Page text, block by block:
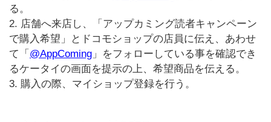
る。
2. 店舗へ来店し、「アップカミング読者キャンペーン
で購入希望」とドコモショップの店員に伝え、あわせ
て「 @AppComing 」をフォローしている事を確認でき
るケータイの画面を提示の上、希望商品を伝える。
3. 購入の際、マイショップ登録を行う。